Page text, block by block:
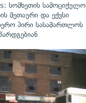
სომხეთის სამოციქულო
მეთაური და ექვსი
პირი სასამართლოს